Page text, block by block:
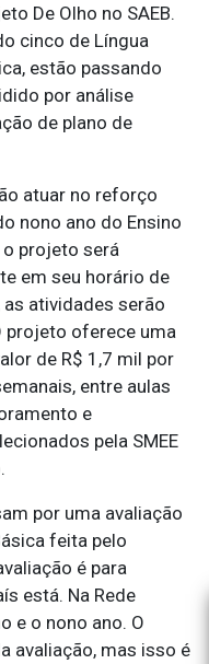
De Olho no SAEB.
cinco de Língua
estão passando
por análise
de plano de
atuar no reforço
nono ano do Ensino
o projeto será
em seu horário de
as atividades serão
projeto oferece uma
de R$ 1,7 mil por
entre aulas
e
pela SMEE
por uma avaliação
feita pelo
é para
está. Na Rede
e o nono ano. O
avaliação, mas isso é